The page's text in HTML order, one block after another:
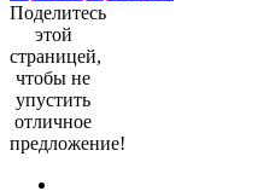
Поделитесь
этой
страницей,
чтобы не
упустить
отличное
предложение!